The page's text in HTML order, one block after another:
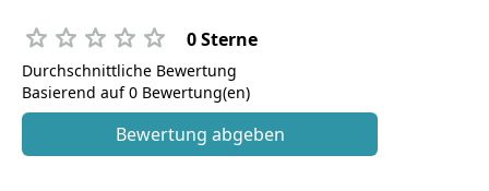
0 Sterne
Durchschnittliche Bewertung
Basierend auf 0 Bewertung(en)
Bewertung abgeben